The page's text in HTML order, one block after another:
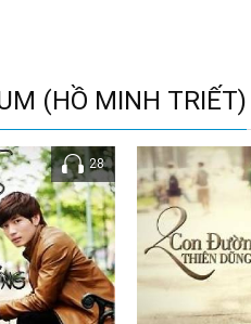
em cần em.
(HỒ MINH TRIẾT)
28